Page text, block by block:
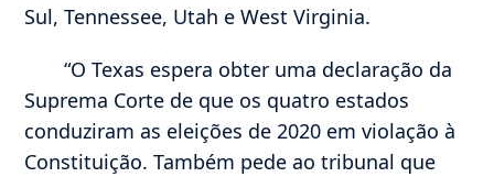
Sul, Tennessee, Utah e West Virginia.
“O Texas espera obter uma declaração da
Suprema Corte de que os quatro estados
conduziram as eleições de 2020 em violação à
Constituição. Também pede ao tribunal que